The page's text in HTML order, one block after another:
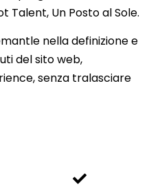
Talent, Un Posto al Sole.
nella definizione e
del sito web,
senza tralasciare